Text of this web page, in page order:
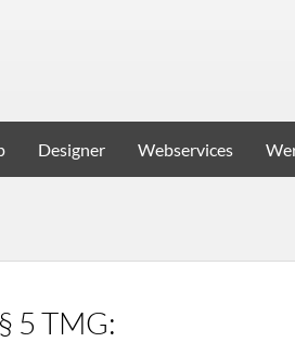
Designer Webservices
5 TMG: